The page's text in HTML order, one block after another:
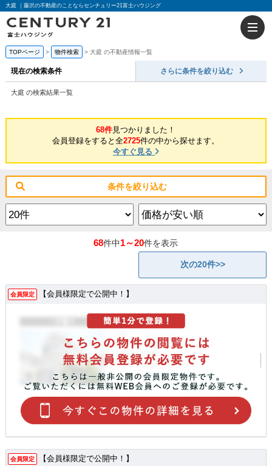
大庭 ｜藤沢の不動産のことならセンチュリー21富士ハウジング
TOPページ 物件検索 大庭 の不動産情報一覧
現在の検索条件 さらに条件を絞り込む
大庭 の検索結果一覧
68件見つかりました！
会員登録をすると全2725件の中から探せます。
今すぐ見る
条件を絞り込む
68件中1～20件を表示
次の20件>>
会員限定 【会員様限定で公開中！】
会員限定 【会員様限定で公開中！】